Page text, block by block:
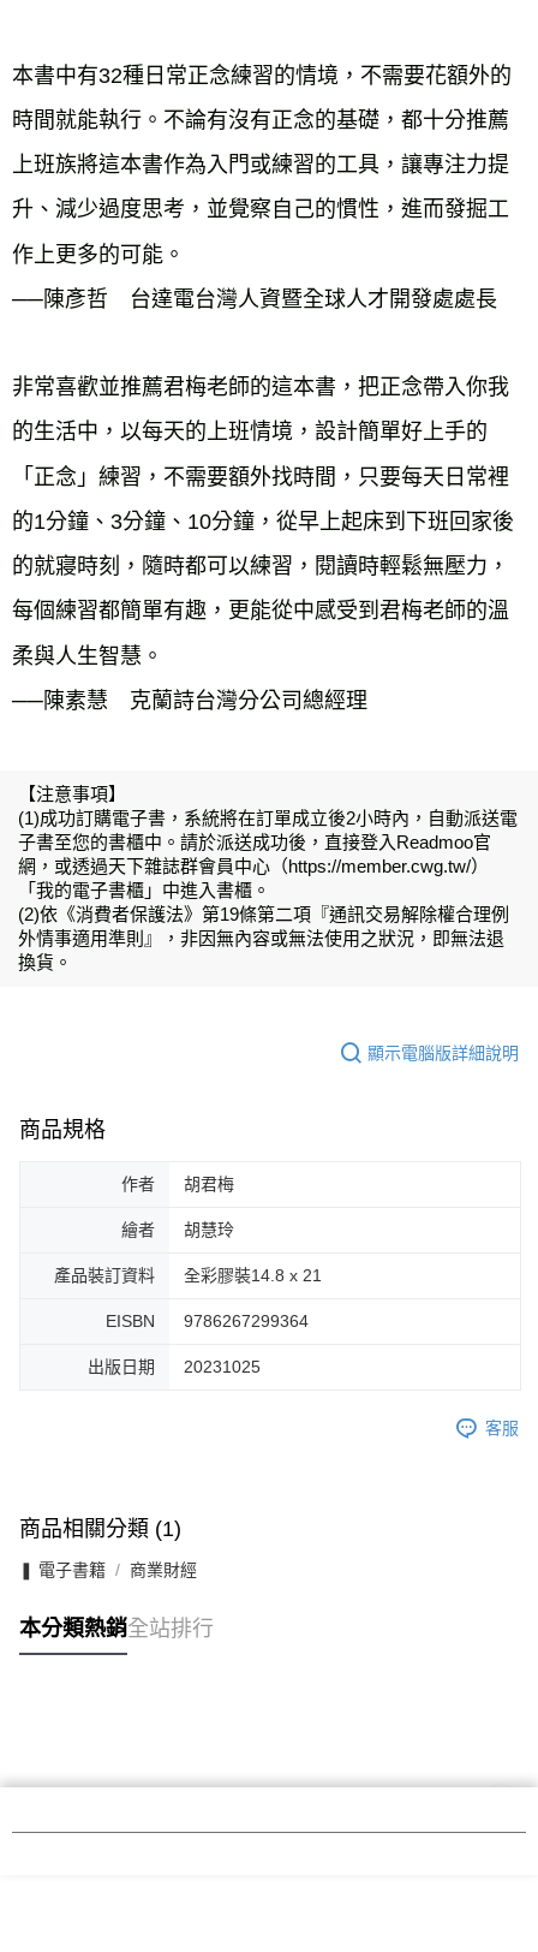
本書中有32種日常正念練習的情境，不需要花額外的
時間就能執行。不論有沒有正念的基礎，都十分推薦
上班族將這本書作為入門或練習的工具，讓專注力提
升、減少過度思考，並覺察自己的慣性，進而發掘工
作上更多的可能。
──陳彥哲 台達電台灣人資暨全球人才開發處處長
非常喜歡並推薦君梅老師的這本書，把正念帶入你我
的生活中，以每天的上班情境，設計簡單好上手的
「正念」練習，不需要額外找時間，只要每天日常裡
的1分鐘、3分鐘、10分鐘，從早上起床到下班回家後
的就寢時刻，隨時都可以練習，閱讀時輕鬆無壓力，
每個練習都簡單有趣，更能從中感受到君梅老師的溫
柔與人生智慧。
──陳素慧 克蘭詩台灣分公司總經理
【注意事項】
(1)成功訂購電子書，系統將在訂單成立後2小時內，自動派送電
子書至您的書櫃中。請於派送成功後，直接登入Readmoo官
網，或透過天下雜誌群會員中心（https://member.cwg.tw/）
「我的電子書櫃」中進入書櫃。
(2)依《消費者保護法》第19條第二項『通訊交易解除權合理例
外情事適用準則』，非因無內容或無法使用之狀況，即無法退
換貨。
顯示電腦版詳細說明
商品規格
作者 胡君梅
繪者 胡慧玲
產品裝訂資料 全彩膠裝14.8 x 21
EISBN 9786267299364
出版日期 20231025
客服
商品相關分類 (1)
❚ 電子書籍 商業財經
本分類熱銷全站排行